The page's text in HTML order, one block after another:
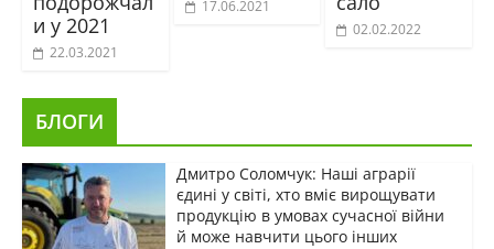
и у 2021
22.03.2021
17.06.2021
02.02.2022
БЛОГИ
Дмитро Соломчук: Наші аграрії
єдині у світі, хто вміє вирощувати
продукцію в умовах сучасної війни
й може навчити цього інших